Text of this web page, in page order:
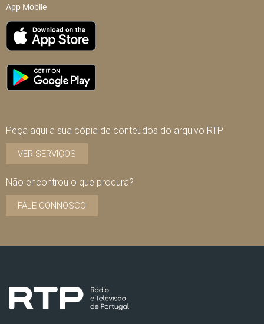
App Mobile
Peça aqui a sua cópia de conteúdos do arquivo RTP
VER SERVIÇOS
Não encontrou o que procura?
FALE CONNOSCO